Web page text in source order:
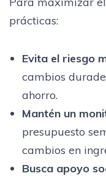
prácticas:
Evita el riesgo
cambios
ahorro.
Mantén un
presupuesto
cambios en
Busca apoyo